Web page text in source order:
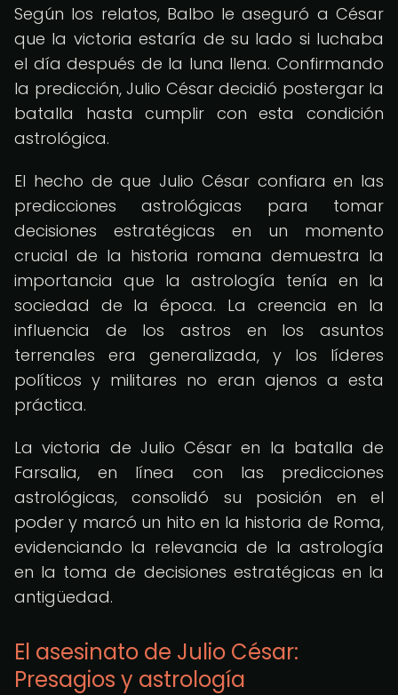
Según los relatos, Balbo le aseguró a César
que la victoria estaría de su lado si luchaba
el día después de la luna llena. Confirmando
la predicción, Julio César decidió postergar la
batalla hasta cumplir con esta condición
astrológica.
El hecho de que Julio César confiara en las
predicciones astrológicas para tomar
decisiones estratégicas en un momento
crucial de la historia romana demuestra la
importancia que la astrología tenía en la
sociedad de la época. La creencia en la
influencia de los astros en los asuntos
terrenales era generalizada, y los líderes
políticos y militares no eran ajenos a esta
práctica.
La victoria de Julio César en la batalla de
Farsalia, en línea con las predicciones
astrológicas, consolidó su posición en el
poder y marcó un hito en la historia de Roma,
evidenciando la relevancia de la astrología
en la toma de decisiones estratégicas en la
antigüedad.
El asesinato de Julio César:
Presagios y astrología